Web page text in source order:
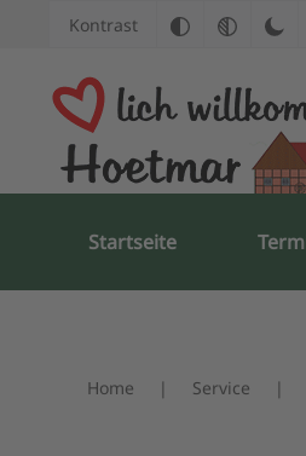
Kontrast
Startseite
Home Service